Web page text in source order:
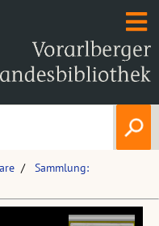
Sammlung: